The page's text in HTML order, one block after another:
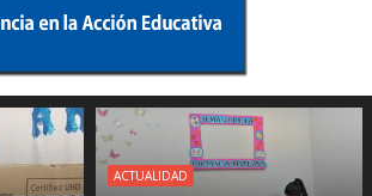
ACTUALIDAD